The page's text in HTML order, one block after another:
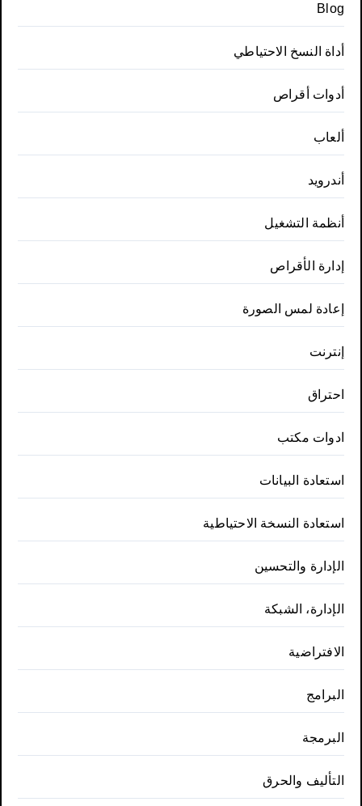
Blog
أداة النسخ الاحتياطي
أدوات أقراص
ألعاب
أندرويد
أنظمة التشغيل
إدارة الأقراص
إعادة لمس الصورة
إنترنت
احتراق
ادوات مكتب
استعادة البيانات
استعادة النسخة الاحتياطية
الإدارة والتحسين
الإدارة، الشبكة
الافتراضية
البرامج
البرمجة
التأليف والحرق